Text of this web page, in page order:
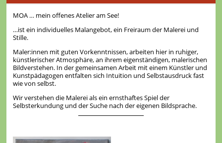
MOA … mein offenes Atelier am See!
…ist ein individuelles Malangebot, ein Freiraum der Malerei und
Stille.
Maler:innen mit guten Vorkenntnissen, arbeiten hier in ruhiger,
künstlerischer Atmosphäre, an ihrem eigenständigen, malerischen
Bildverstehen. In der gemeinsamen Arbeit mit einem Künstler und
Kunstpädagogen entfalten sich Intuition und Selbstausdruck fast
wie von selbst.
Wir verstehen die Malerei als ein ernsthaftes Spiel der
Selbsterkundung und der Suche nach der eigenen Bildsprache.